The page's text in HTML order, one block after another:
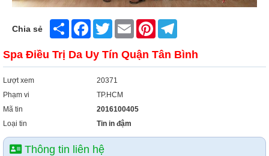
Chia sẻ Share FacebookTwitter Email Pinterest
Spa Điều Trị Da Uy Tín Quận Tân Bình
Lượt xem
20371
Phạm vi
TP.HCM
Mã tin
2016100405
Loại tin
Tin in đậm
Thông tin liên hệ